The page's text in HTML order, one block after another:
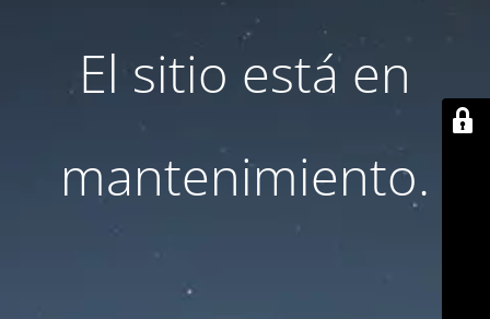
El sitio está en
mantenimiento.